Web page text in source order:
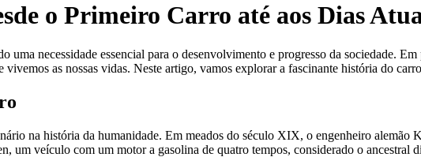
o Primeiro Carro até aos Dias
uma necessidade essencial para o desenvolvimento e progresso da sociedade.
as nossas vidas. Neste artigo, vamos explorar a fascinante história do
na história da humanidade. Em meados do século XIX, o engenheiro alemão
um veículo com um motor a gasolina de quatro tempos, considerado o ancestral